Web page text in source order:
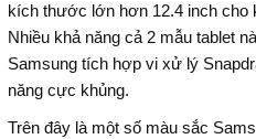
kích thước lớn hơn 12.4 inch cho
Nhiều khả năng cả 2 mẫu tablet
Samsung tích hợp vi xử lý
năng cực khủng.
Trên đây là một số màu sắc